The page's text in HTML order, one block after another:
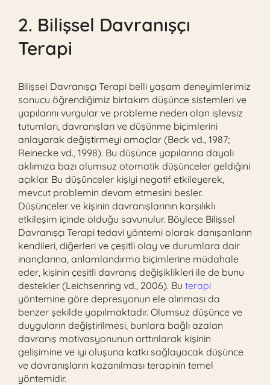
2. Bilişsel Davranışçı
Terapi
Bilişsel Davranışçı Terapi belli yaşam deneyimlerimiz
sonucu öğrendiğimiz birtakım düşünce sistemleri ve
yapılarını vurgular ve probleme neden olan işlevsiz
tutumları, davranışları ve düşünme biçimlerini
anlayarak değiştirmeyi amaçlar (Beck vd., 1987;
Reinecke vd., 1998). Bu düşünce yapılarına dayalı
aklımıza bazı olumsuz otomatik düşünceler geldiğini
açıklar. Bu düşünceler kişiyi negatif etkileyerek,
mevcut problemin devam etmesini besler.
Düşünceler ve kişinin davranışlarının karşılıklı
etkileşim içinde olduğu savunulur. Böylece Bilişsel
Davranışçı Terapi tedavi yöntemi olarak danışanların
kendileri, diğerleri ve çeşitli olay ve durumlara dair
inançlarına, anlamlandırma biçimlerine müdahale
eder, kişinin çeşitli davranış değişiklikleri ile de bunu
destekler (Leichsenring vd., 2006). Bu terapi
yöntemine göre depresyonun ele alınması da
benzer şekilde yapılmaktadır. Olumsuz düşünce ve
duyguların değiştirilmesi, bunlara bağlı azalan
davranış motivasyonunun arttırılarak kişinin
gelişimine ve iyi oluşuna katkı sağlayacak düşünce
ve davranışların kazanılması terapinin temel
yöntemidir.